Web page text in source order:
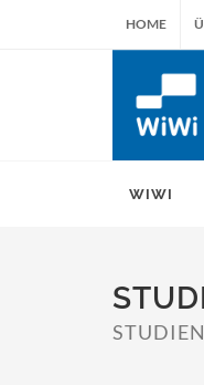
HOME
WIWI